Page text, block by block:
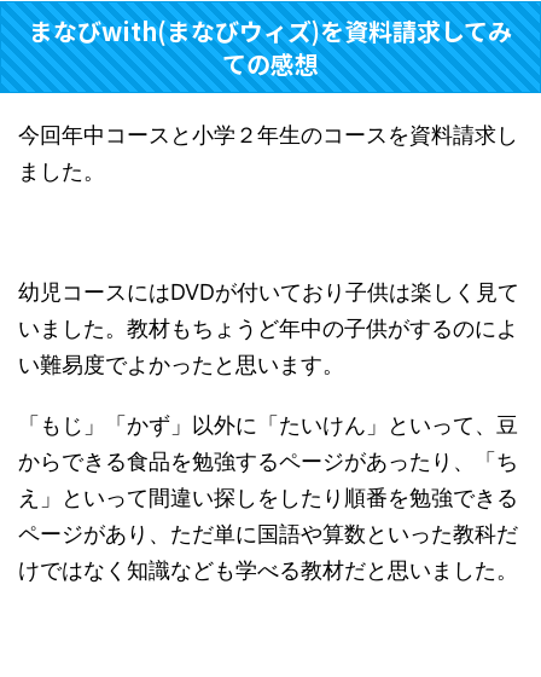
まなびwith(まなびウィズ)を資料請求してみ
ての感想
今回年中コースと小学２年生のコースを資料請求し
ました。
幼児コースにはDVDが付いており子供は楽しく見て
いました。教材もちょうど年中の子供がするのによ
い難易度でよかったと思います。
「もじ」「かず」以外に「たいけん」といって、豆
からできる食品を勉強するページがあったり、「ち
え」といって間違い探しをしたり順番を勉強できる
ページがあり、ただ単に国語や算数といった教科だ
けではなく知識なども学べる教材だと思いました。